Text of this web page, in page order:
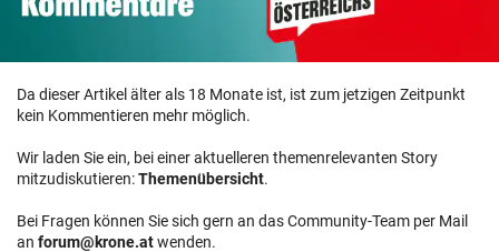
Da dieser Artikel älter als 18 Monate ist, ist zum jetzigen Zeitpunkt
kein Kommentieren mehr möglich.
Wir laden Sie ein, bei einer aktuelleren themenrelevanten Story
mitzudiskutieren:Themenübersicht.
Bei Fragen können Sie sich gern an das Community-Team per Mail
an forum@krone.atwenden.